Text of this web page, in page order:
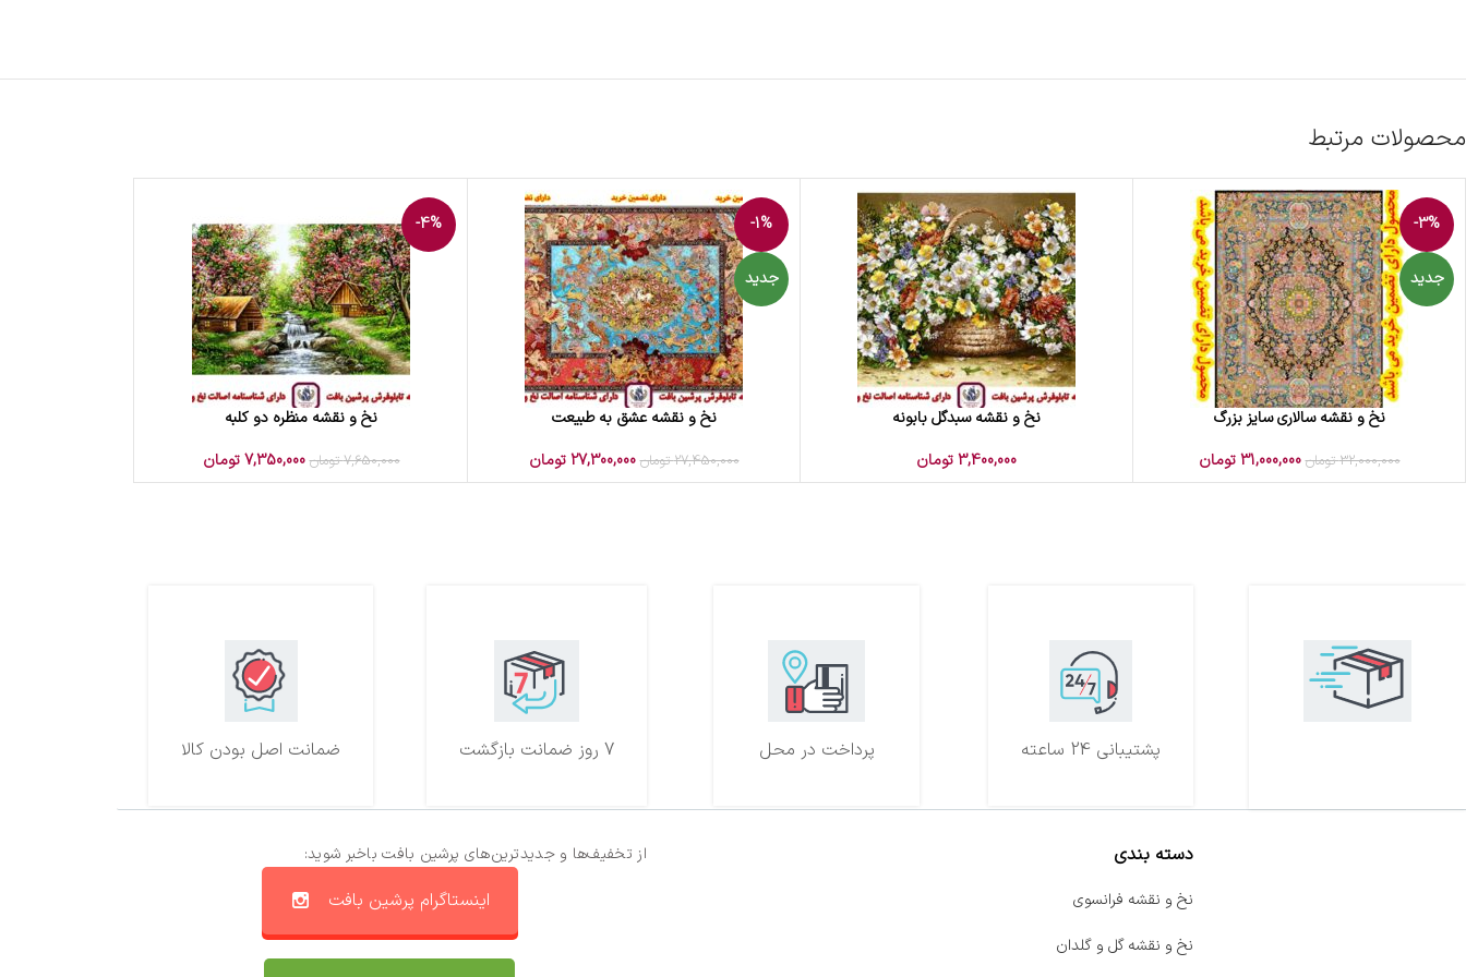
محصولات مرتبط
-3%
جدید
افزودن به سبد خریدنخ و نقشه سالاری سایز بزرگ
32,000,000 تومان 31,000,000 تومان
افزودن به سبد خریدنخ و نقشه سبدگل بابونه
3,400,000تومان
-1%
جدید
افزودن به سبد خریدنخ و نقشه عشق به طبیعت
27,450,000 تومان 27,300,000 تومان
-4%
افزودن به سبد خریدنخ و نقشه منظره دو کلبه
7,650,000 تومان 7,350,000 تومان
ضمانت اصل بودن کالا 7 روز ضمانت بازگشت پرداخت در محل پشتیبانی 24 ساعته
از تخفیف‌ها و جدیدترین‌های پرشین بافت باخبر شوید:
اینستاگرام پرشین بافت
دسته بندی
نخ و نقشه فرانسوی
نخ و نقشه گل و گلدان